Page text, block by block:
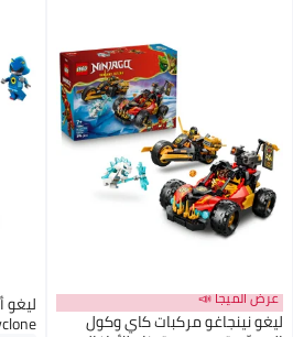
عرض الميجا 📣
ليغو ‏نينجاغو مركبات كاي وكول